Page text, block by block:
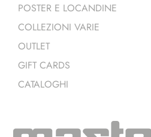
POSTER E LOCANDINE
COLLEZIONI VARIE
OUTLET
GIFT CARDS
CATALOGHI